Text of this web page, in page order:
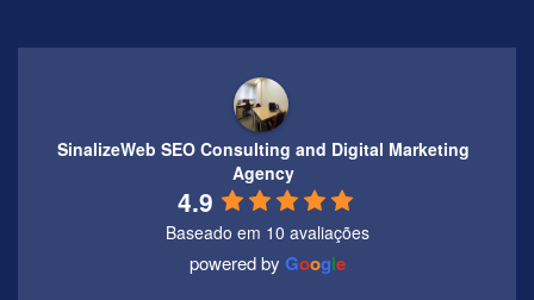
SinalizeWeb SEO Consulting and Digital Marketing
Agency
4.9
Baseado em 10 avaliações
powered by Google